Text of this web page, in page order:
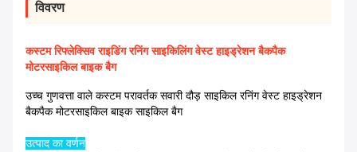
विवरण
कस्टम रिफ्लेक्सिव राइडिंग रनिंग साइकिलिंग वेस्ट हाइड्रेशन बैकपैक
मोटरसाइकिल बाइक बैग
उच्च गुणवत्ता वाले कस्टम परावर्तक सवारी दौड़ साइकिल रनिंग वेस्ट हाइड्रेशन
बैकपैक मोटरसाइकिल बाइक साइकिल बैग
उत्पाद का वर्णन